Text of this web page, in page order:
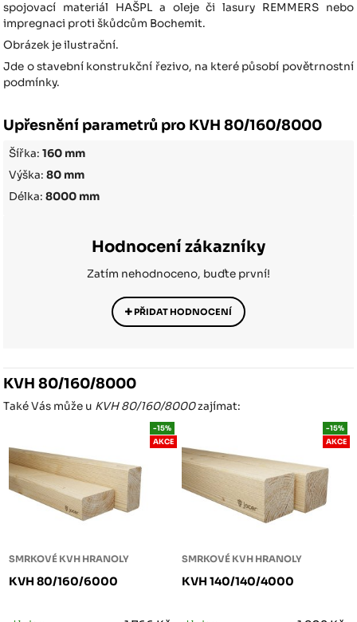
spojovací materiál HAŠPL a oleje či lasury REMMERS nebo
impregnaci proti škůdcům Bochemit.
Obrázek je ilustrační.
Jde o stavební konstrukční řezivo, na které působí povětrnostní
podmínky.
Upřesnění parametrů pro KVH 80/160/8000
Šířka:160 mm
Výška:80 mm
Délka:8000 mm
Hodnocení zákazníky
Zatím nehodnoceno, buďte první!
PŘIDAT HODNOCENÍ
KVH 80/160/8000
Také Vás může u KVH 80/160/8000zajímat:
SMRKOVÉ KVH HRANOLY
KVH 80/160/6000
-15%
AKCE
SMRKOVÉ KVH HRANOLY
KVH 140/140/4000
-15%
AKCE